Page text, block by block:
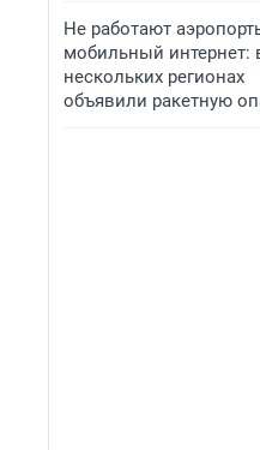
Не работают
мобильный интернет:
нескольких регионах
объявили ракетную